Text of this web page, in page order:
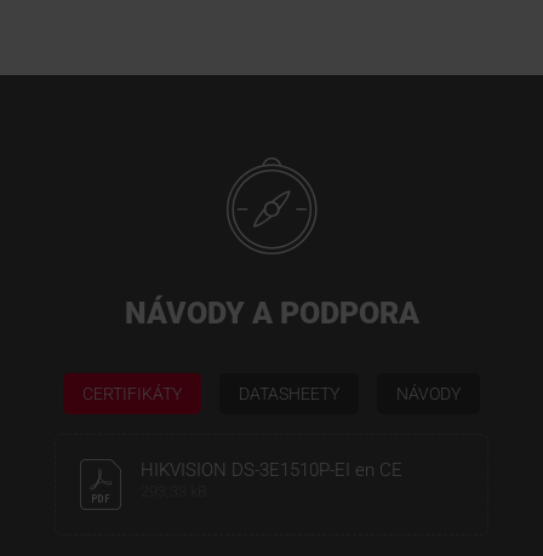
NÁVODY A PODPORA
CERTIFIKÁTY DATASHEETY NÁVODY
HIKVISION DS-3E1510P-EI en CE